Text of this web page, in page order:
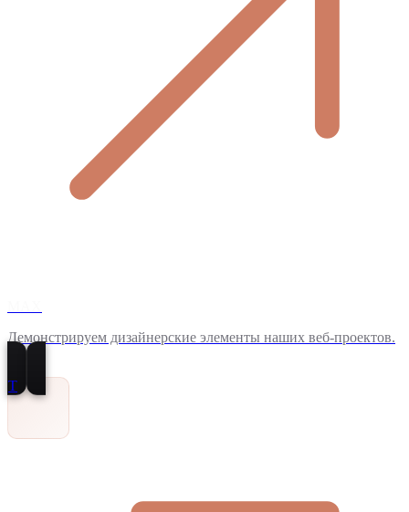
Демонстрируем дизайнерские элементы наших веб-проектов.
T